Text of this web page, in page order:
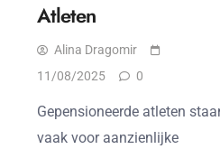
Atleten
Alina Dragomir
11/08/2025
0
Gepensioneerde atleten
vaak voor aanzienlijke